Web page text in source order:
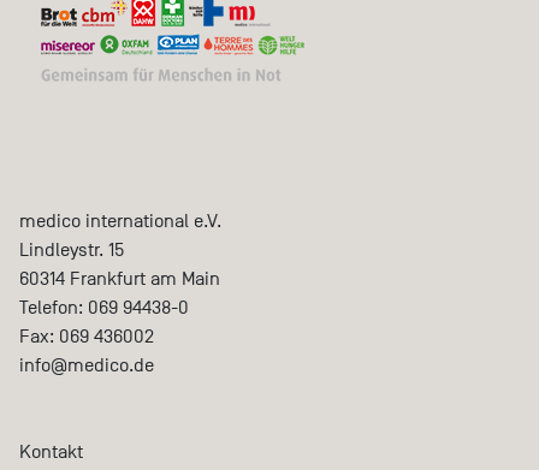
medico international e.V.
Lindleystr. 15
60314 Frankfurt am Main
Telefon: 069 94438-0
Fax: 069 436002
info@medico.de
Kontakt